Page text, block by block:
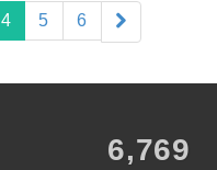
4(current)
5 6
7,787